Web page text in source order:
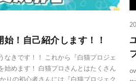
始！自己紹介します！！
なきです！！ これから『白猫プロジェ
始めます！ 白猫プロさんとはたくさん